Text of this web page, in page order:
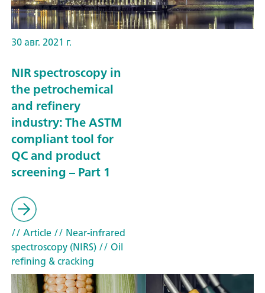
30 авг. 2021 г.
NIR spectroscopy in
the petrochemical
and refinery
industry: The ASTM
compliant tool for
QC and product
screening – Part 1
// Article// Near-infrared
spectroscopy (NIRS)// Oil
refining & cracking